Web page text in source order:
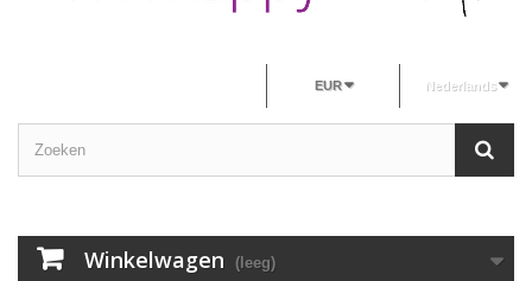
Nederlands
EUR
Winkelwagen (leeg)